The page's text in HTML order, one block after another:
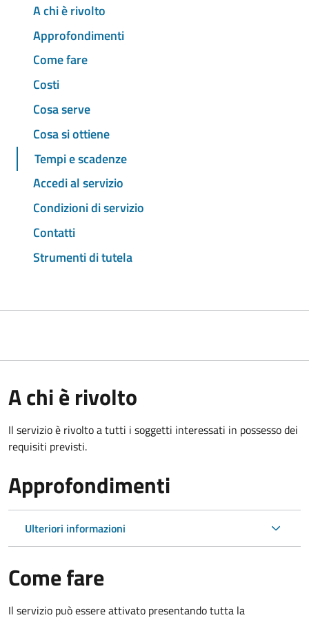
A chi è rivolto
Approfondimenti
Come fare
Costi
Cosa serve
Cosa si ottiene
Tempi e scadenze
Accedi al servizio
Condizioni di servizio
Contatti
Strumenti di tutela
A chi è rivolto
Il servizio è rivolto a tutti i soggetti interessati in possesso dei
requisiti previsti.
Approfondimenti
Ulteriori informazioni
Come fare
Il servizio può essere attivato presentando tutta la